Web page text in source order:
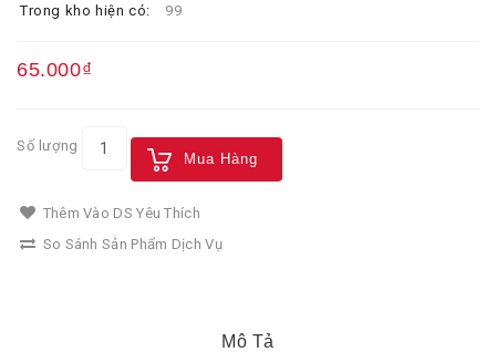
Trong kho hiện có:
99
65.000₫
Số lượng
Mua Hàng
Thêm Vào DS Yêu Thích
So Sánh Sản Phẩm Dịch Vụ
Mô Tả